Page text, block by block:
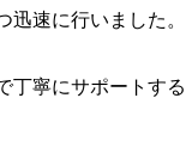
速に行いました。
丁寧にサポートする